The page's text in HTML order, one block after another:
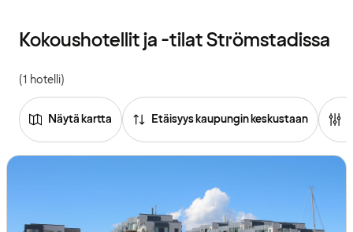
Kokoushotellit ja -tilat Strömstadissa
(1 hotelli)
Näytä kartta Etäisyys kaupungin keskustaan